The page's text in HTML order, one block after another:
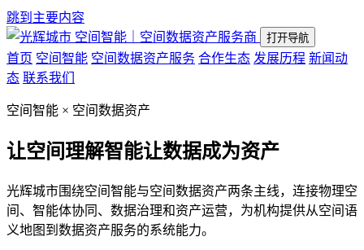
跳到主要内容
空间智能｜空间数据资产服务商
打开导航
首页 空间智能 空间数据资产服务 合作生态 发展历程 新闻动
态 联系我们
空间智能 × 空间数据资产
让空间理解智能让数据成为资产
光辉城市围绕空间智能与空间数据资产两条主线，连接物理空
间、智能体协同、数据治理和资产运营，为机构提供从空间语
义地图到数据资产服务的系统能力。